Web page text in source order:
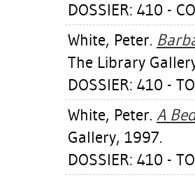
DOSSIER: 410 -
White, Peter.
The Library
DOSSIER: 410 -
White, Peter. A
Gallery, 1997.
DOSSIER: 410 -